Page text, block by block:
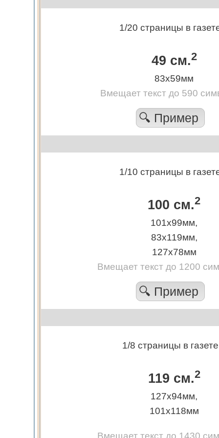
1/20 страницы в
49 см.2
83х59мм
Вмещает текст до 590
🔍 Пример
1/10 страницы в
100 см.2
101х99мм,
83х119мм,
127х78мм
Вмещает текст до 1200
🔍 Пример
1/8 страницы в газете
119 см.2
127х94мм,
101х118мм
Вмещает текст до 1430